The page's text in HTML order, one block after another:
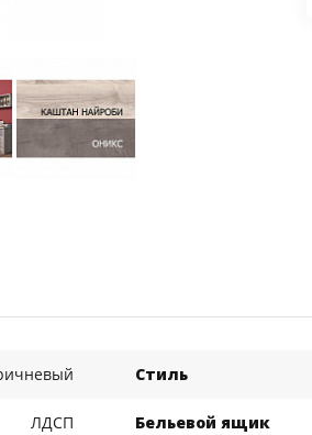
Стиль
ЛДСП Бельевой ящик